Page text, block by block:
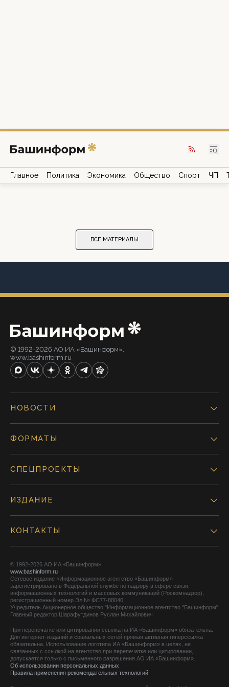
Главное Политика Экономика Общество Спорт ЧП
ВСЕ МАТЕРИАЛЫ
© 1992-2026 АО ИА «Башинформ».
www.bashinform.ru
НОВОСТИ
ФОРМАТЫ
СПЕЦПРОЕКТЫ
ИЗДАНИЕ
КОНТАКТЫ
© 1992-2026 АО ИА «Башинформ».
www.bashinform.ru
Сетевое издание «Информационное агентство «Башинформ»
зарегистрировано в Федеральной службе по надзору в сфере связи,
информационных технологий и массовых коммуникаций (Роскомнадзор),
регистрационный номер Эл № ФС77-88040
Учредитель Акционерное общество "Информационное агентство "Башинформ"
Главный редактор Шарафутдинов Руслан Михайлович
При перепечатке или цитировании ссылка на ИА «Башинформ» обязательна.
Для интернет-изданий и социальных сетей прямая активная гиперссылка
обязательна. Использование логотипа ИА «Башинформ» в целях, не
связанных с ссылкой на агентство при перепечатке или цитировании,
допускается только с письменного разрешения АО ИА «Башинформ».
Об использовании персональных данных
Правила применения рекомендательных технологий